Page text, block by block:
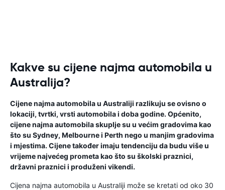
Kakve su cijene najma automobila u
Australija?
Cijene najma automobila u Australiji razlikuju se ovisno o
lokaciji, tvrtki, vrsti automobila i doba godine. Općenito,
cijene najma automobila skuplje su u većim gradovima kao
što su Sydney, Melbourne i Perth nego u manjim gradovima
i mjestima. Cijene također imaju tendenciju da budu više u
vrijeme najvećeg prometa kao što su školski praznici,
državni praznici i produženi vikendi.
Cijena najma automobila u Australiji može se kretati od oko 30